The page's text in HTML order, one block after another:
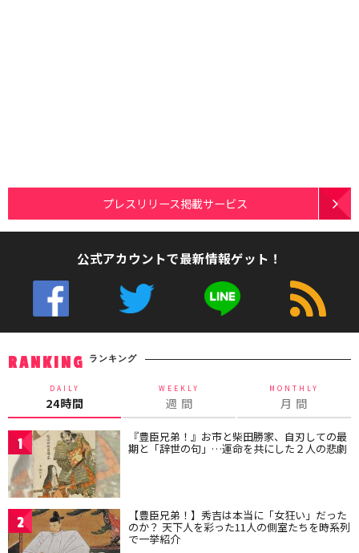
プレスリリース掲載サービス
公式アカウントで最新情報ゲット！
RANKING ランキング
DAILY
24時間
WEEKLY
週 間
MONTHLY
月 間
1 『豊臣兄弟！』お市と柴田勝家、自刃しての最
期と「辞世の句」…運命を共にした２人の悲劇
2 【豊臣兄弟！】秀吉は本当に「女狂い」だった
のか？ 天下人を彩った11人の側室たちを時系列
で一挙紹介